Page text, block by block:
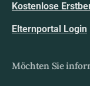
Kostenlose
Elternportal Login
Möchten Sie